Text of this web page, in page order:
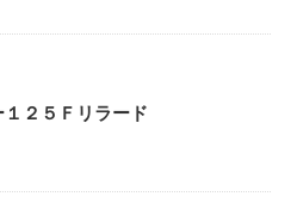
１２５Ｆリラード